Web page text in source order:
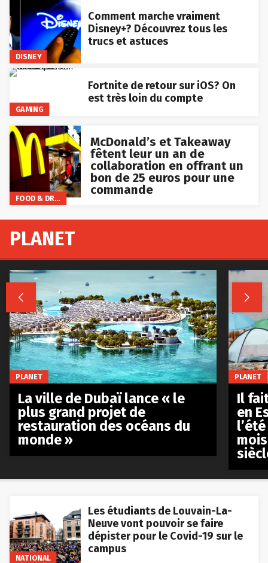
DISNEY
Comment marche vraiment
Disney+? Découvrez tous les
trucs et astuces
GAMING
Fortnite de retour sur iOS? On
est très loin du compte
FOOD & DRINKS
McDonald’s et Takeaway
fêtent leur un an de
collaboration en offrant un
bon de 25 euros pour une
commande
NATIONAL
Les étudiants de Louvain-La-
Neuve vont pouvoir se faire
dépister pour le Covid-19 sur le
campus
PLANET
 
PLANET
La ville de Dubaï lance « le
plus grand projet de
restauration des océans du
monde »
PLANET
Il
en